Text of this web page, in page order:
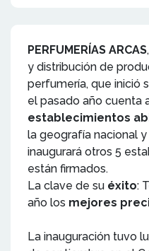
PERFUMERÍAS ARCAS
y distribución de
perfumería, que inició
el pasado año cuenta
establecimientos
la geografía nacional
inaugurará otros 5
están firmados.
La clave de su éxito:
año los mejores
La inauguración tuvo